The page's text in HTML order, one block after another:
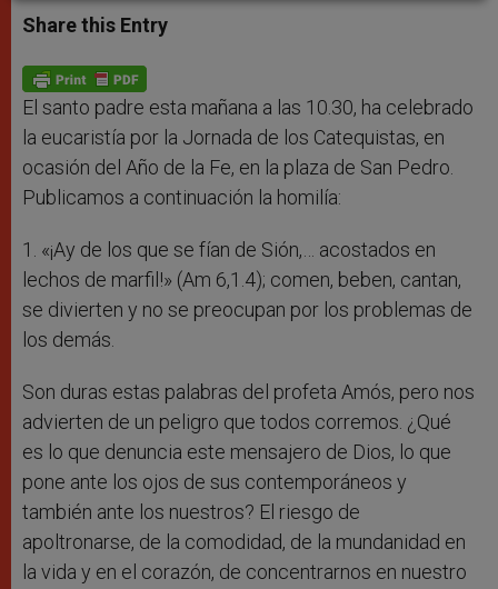
t
s
p
p
s
e
g
e
r
e
b
o
k
Share this Entry
El santo padre esta mañana a las 10.30, ha celebrado
la eucaristía por la Jornada de los Catequistas, en
ocasión del Año de la Fe, en la plaza de San Pedro.
Publicamos a continuación la homilía:
1. «¡Ay de los que se fían de Sión,… acostados en
lechos de marfil!» (Am 6,1.4); comen, beben, cantan,
se divierten y no se preocupan por los problemas de
los demás.
Son duras estas palabras del profeta Amós, pero nos
advierten de un peligro que todos corremos. ¿Qué
es lo que denuncia este mensajero de Dios, lo que
pone ante los ojos de sus contemporáneos y
también ante los nuestros? El riesgo de
apoltronarse, de la comodidad, de la mundanidad en
la vida y en el corazón, de concentrarnos en nuestro